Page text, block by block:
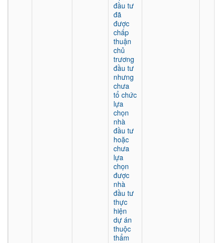
đầu tư
đã
được
chấp
thuận
chủ
trương
đầu tư
nhưng
chưa
tổ chức
lựa
chọn
nhà
đầu tư
hoặc
chưa
lựa
chọn
được
nhà
đầu tư
thực
hiện
dự án
thuộc
thẩm